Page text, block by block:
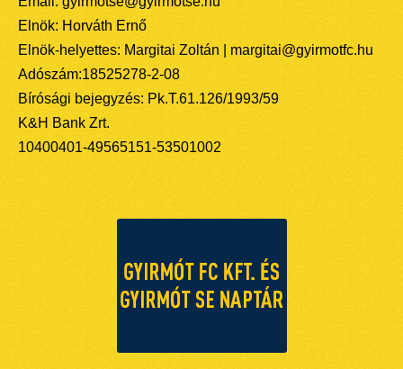
Elnök: Horváth Ernő
Elnök-helyettes: Margitai Zoltán | margitai@gyirmotfc.hu
Adószám:18525278-2-08
Bírósági bejegyzés: Pk.T.61.126/1993/59
K&H Bank Zrt.
10400401-49565151-53501002